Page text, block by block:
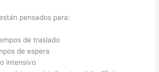
pensados para:
de traslado
de espera
intensivo